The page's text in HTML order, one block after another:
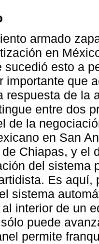
armado
en
sucedió esto a
importante que
respuesta de la
entre dos
de la
en San
Chiapas, y el
del sistema
Es aquí,
sistema
interior de un
puede
permite